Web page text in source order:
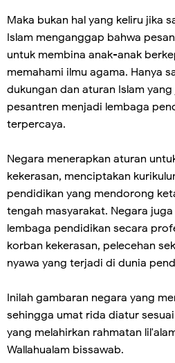
Maka bukan hal yang keliru jika
Islam menganggap bahwa
untuk membina anak-anak
memahami ilmu agama. Hanya
dukungan dan aturan Islam
pesantren menjadi lembaga
terpercaya.
Negara menerapkan aturan
kekerasan, menciptakan
pendidikan yang mendorong
tengah masyarakat. Negara
lembaga pendidikan secara
korban kekerasan, pelecehan
nyawa yang terjadi di dunia
Inilah gambaran negara yang
sehingga umat rida diatur
yang melahirkan rahmatan
Wallahualam bissawab.